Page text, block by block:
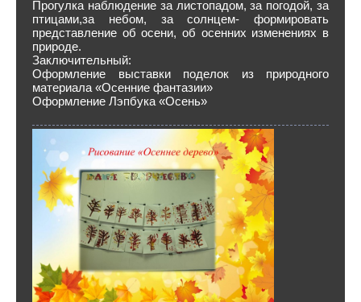
Прогулка наблюдение за листопадом, за погодой, за
птицами,за небом, за солнцем- формировать
представление об осени, об осенних изменениях в
природе.
Заключительный:
Оформление выставки поделок из природного
материала «Осенние фантазии»
Оформление Лэпбука «Осень»